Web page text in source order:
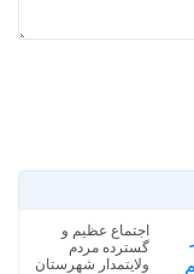
اجتماع عظیم و
گسترده مردم
ولایتمدار شهرستان